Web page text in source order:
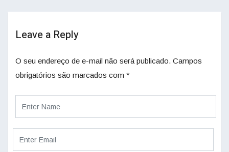
Leave a Reply
O seu endereço de e-mail não será publicado. Campos
obrigatórios são marcados com *